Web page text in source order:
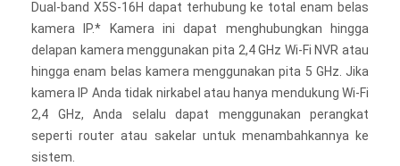
Dual-band X5S-16H dapat terhubung ke total enam belas
kamera IP.* Kamera ini dapat menghubungkan hingga
delapan kamera menggunakan pita 2,4 GHz Wi-Fi NVR atau
hingga enam belas kamera menggunakan pita 5 GHz. Jika
kamera IP Anda tidak nirkabel atau hanya mendukung Wi-Fi
2,4 GHz, Anda selalu dapat menggunakan perangkat
seperti router atau sakelar untuk menambahkannya ke
sistem.